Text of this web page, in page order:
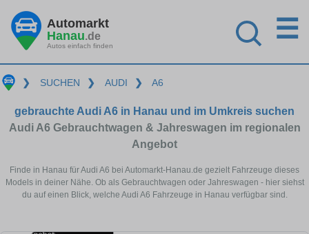
Automarkt
Hanau.de
Autos einfach finden
☰
❯ SUCHEN ❯ AUDI ❯ A6
gebrauchte Audi A6 in Hanau und im Umkreis suchen
Audi A6 Gebrauchtwagen & Jahreswagen im regionalen
Angebot
Finde in Hanau für Audi A6 bei Automarkt-Hanau.de gezielt Fahrzeuge dieses
Models in deiner Nähe. Ob als Gebrauchtwagen oder Jahreswagen - hier siehst
du auf einen Blick, welche Audi A6 Fahrzeuge in Hanau verfügbar sind.